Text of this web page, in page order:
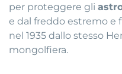
per proteggere gli
e dal freddo estremo e
nel 1935 dallo stesso
mongolfiera.